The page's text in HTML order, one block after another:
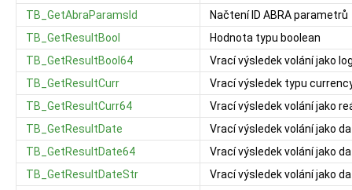
TB_GetAbraParamsId
Načtení ID ABRA parametrů
TB_GetResultBool
Hodnota typu boolean
TB_GetResultBool64
Vrací výsledek volání jako
TB_GetResultCurr
Vrací výsledek typu
TB_GetResultCurr64
Vrací výsledek volání jako
TB_GetResultDate
Vrací výsledek volání jako
TB_GetResultDate64
Vrací výsledek volání jako
TB_GetResultDateStr
Vrací výsledek volání jako